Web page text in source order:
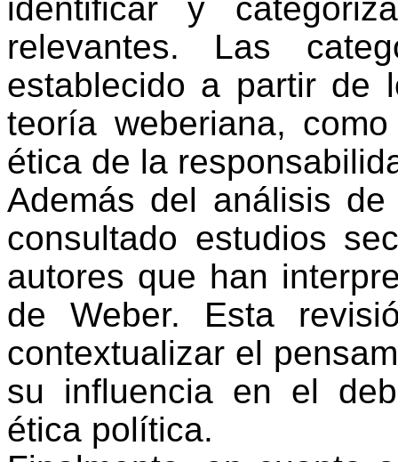
identificar y
relevantes. Las
establecido a partir de
teoría weberiana,
ética de la
Además del análisis
consultado estudios
autores que han
de Weber. Esta
contextualizar el
su influencia en el
ética política.